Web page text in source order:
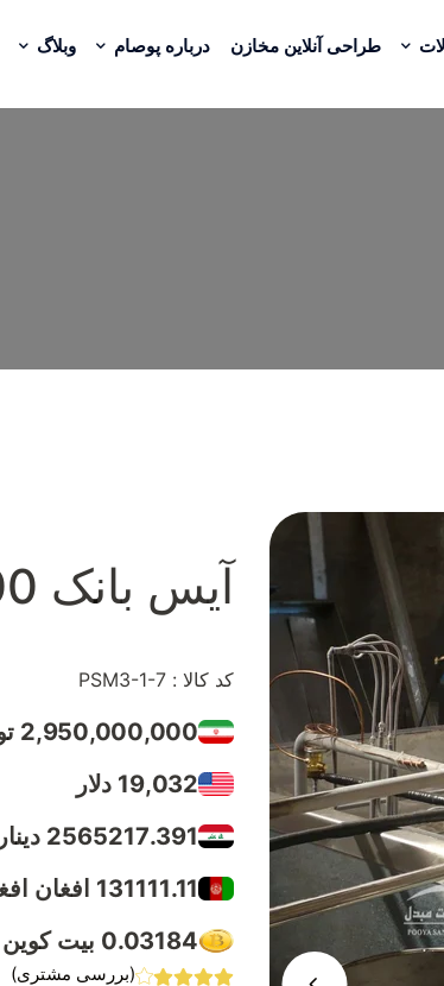
طراحی آنلاین مخازن درباره پوصام وبلاگ
آیس بانک 8000 لیتری
کد کالا : PSM3-1-7
2,950,000,000 تومان
19,032 دلار
2565217.391 دینار عراق
131111.11 افغان افغانستان
0.03184 بیت کوین
(بررسی مشتری)